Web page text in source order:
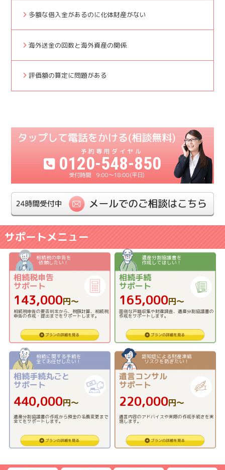
多額な借入金があるのに化体財産がない
海外送金の回数と海外資産の関係
評価額の算定に問題がある
0120-548-850
9:00〜18:00(平日)
サポートメニュー
相続税の申告を
依頼したい！
相続税申告
サポート
143,000円〜
相続税申告の要否判定から、税額計算、相続税
申告の作成・提出までをサポートします。
遺産分割協議書を
作成してほしい！
相続手続
サポート
165,000円〜
面倒な戸籍収集や財産調査、遺産分割協議書の
作成をサポートします。
相続に関する手続を
全てお任せしたい！
相続手続丸ごと
サポート
440,000円〜
遺産分割協議書の作成から預金の名義変更まで
全てをサポートします。
認知症による財産凍結
リスクを防ぎたい！
遺言コンサル
サポート
220,000円〜
遺言内容のアドバイスや実際の作成手続きを実
施します。